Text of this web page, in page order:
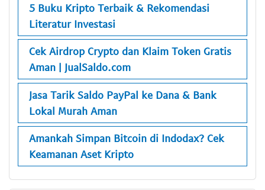
5 Buku Kripto Terbaik & Rekomendasi
Literatur Investasi
Cek Airdrop Crypto dan Klaim Token Gratis
Aman | JualSaldo.com
Jasa Tarik Saldo PayPal ke Dana & Bank
Lokal Murah Aman
Amankah Simpan Bitcoin di Indodax? Cek
Keamanan Aset Kripto